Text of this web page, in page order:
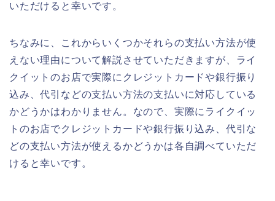
いただけると幸いです。
ちなみに、これからいくつかそれらの支払い方法が使
えない理由について解説させていただきますが、ライ
クイットのお店で実際にクレジットカードや銀行振り
込み、代引などの支払い方法の支払いに対応している
かどうかはわかりません。なので、実際にライクイッ
トのお店でクレジットカードや銀行振り込み、代引な
どの支払い方法が使えるかどうかは各自調べていただ
けると幸いです。